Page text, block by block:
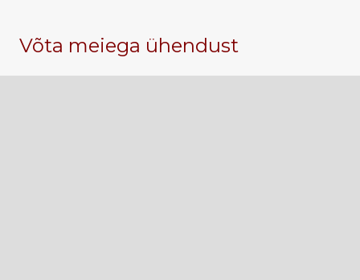
Võta meiega ühendust